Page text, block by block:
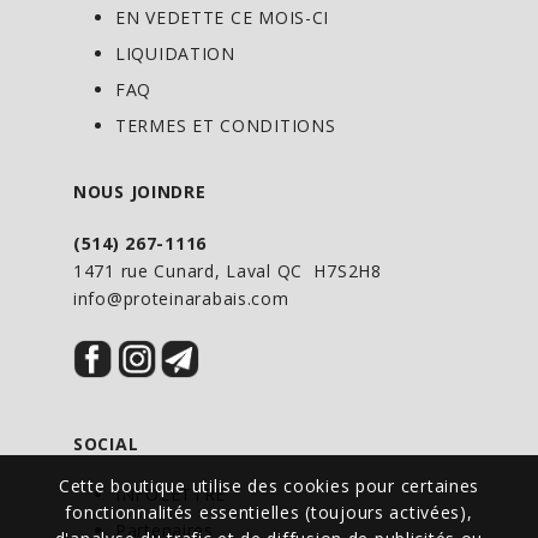
Cette boutique utilise des cookies pour certaines
fonctionnalités essentielles (toujours activées),
-Pour favoriser une meilleure
récupération les jours d'entraînement
(séances du soir) : 1 à 2 gélules avec le
repas post-entraînement et 1 à 2 gélules
AdrenRGY AM : Pour un résultat optimal,
prendre 3 gélules d'AdrenRGY AM au
petit-déjeuner avec Cool Down (en
respectant le dosage décrit ci-dessus).
EN VEDETTE CE MOIS-CI
LIQUIDATION
FAQ
TERMES ET CONDITIONS
NOUS JOINDRE
(514) 267-1116
1471 rue Cunard, Laval QC H7S2H8
info@proteinarabais.com
SOCIAL
INFOLETTRE
Partenaires